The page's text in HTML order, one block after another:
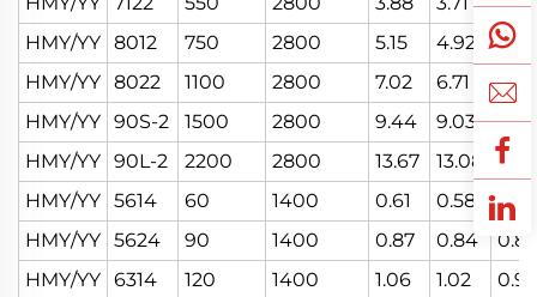
HMY/YY 8012 750 2800 5.15 4.92
4.72
HMY/YY 8022 1100 2800 7.02 6.71
6.43
HMY/YY 90S-2 1500 2800 9.44 9.03
8.66
HMY/YY 90L-2 2200 2800 13.67 13.08
HMY/YY 5614 60 1400 0.61 0.58
0.56
HMY/YY 5624 90 1400 0.87 0.84
HMY/YY 6314 120 1400 1.06 1.02
0.97